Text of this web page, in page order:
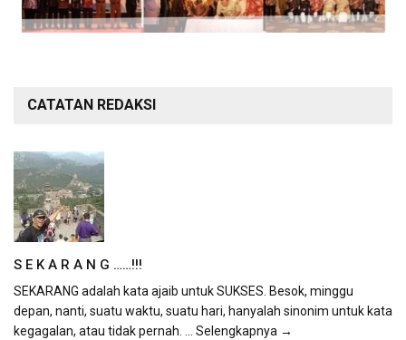
CATATAN REDAKSI
S E K A R A N G ……!!!
SEKARANG adalah kata ajaib untuk SUKSES. Besok, minggu
depan, nanti, suatu waktu, suatu hari, hanyalah sinonim untuk kata
kegagalan, atau tidak pernah. ... Selengkapnya →